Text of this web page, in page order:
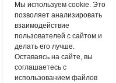
Покупательский
Контакты
Мы используем cookie. Это
позволяет анализировать
взаимодействие
пользователей с сайтом и
делать его лучше.
Оставаясь на сайте, вы
соглашаетесь с
использованием файлов